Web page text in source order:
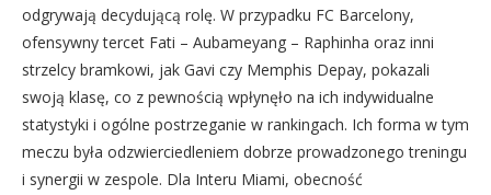
odgrywają decydującą rolę. W przypadku FC Barcelony,
ofensywny tercet Fati – Aubameyang – Raphinha oraz inni
strzelcy bramkowi, jak Gavi czy Memphis Depay, pokazali
swoją klasę, co z pewnością wpłynęło na ich indywidualne
statystyki i ogólne postrzeganie w rankingach. Ich forma w tym
meczu była odzwierciedleniem dobrze prowadzonego treningu
i synergii w zespole. Dla Interu Miami, obecność